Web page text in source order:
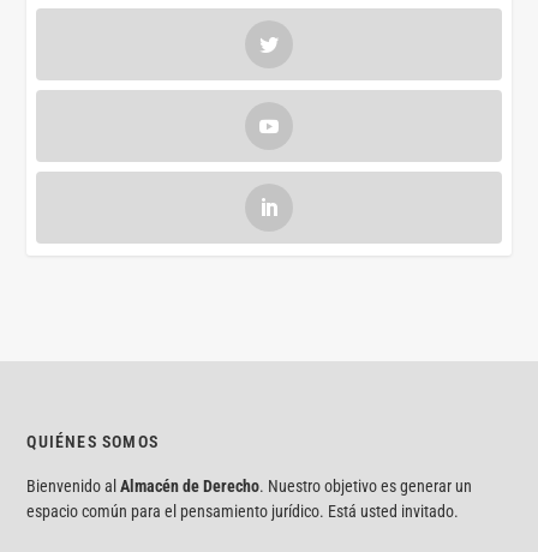
QUIÉNES SOMOS
Bienvenido alAlmacén de Derecho. Nuestro objetivo es generar un
espacio común para el pensamiento jurídico. Está usted invitado.